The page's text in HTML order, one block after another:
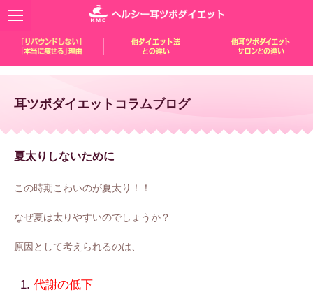
耳ツボダイエットコラムブログ
夏太りしないために
この時期こわいのが夏太り！！
なぜ夏は太りやすいのでしょうか？
原因として考えられるのは、
代謝の低下